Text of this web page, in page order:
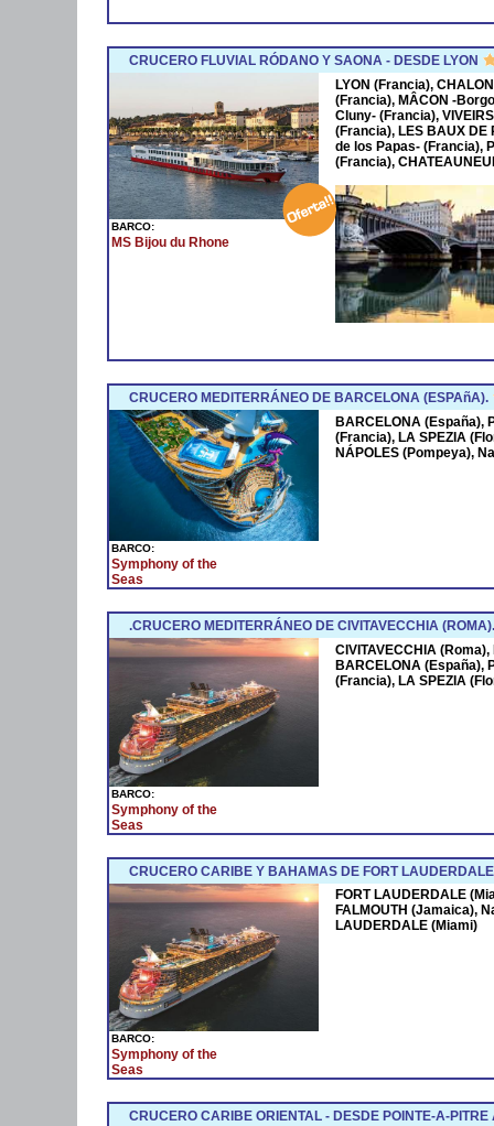
CRUCERO FLUVIAL RÓDANO Y SAONA - DESDE LYON
BARCO:
MS Bijou du Rhone
LYON (Francia),
(Francia), MÂCON -
Cluny- (Francia),
(Francia), LES BAUX DE
de los Papas- (Francia),
(Francia),
CRUCERO MEDITERRÁNEO DE BARCELONA (ESPAñA).
BARCO:
Symphony of the
Seas
BARCELONA (España),
(Francia), LA SPEZIA
NÁPOLES (Pompeya),
.CRUCERO MEDITERRÁNEO DE CIVITAVECCHIA (ROMA).
BARCO:
Symphony of the
Seas
CIVITAVECCHIA
BARCELONA (España),
(Francia), LA SPEZIA
CRUCERO CARIBE Y BAHAMAS DE FORT
BARCO:
Symphony of the
Seas
FORT LAUDERDALE
FALMOUTH (Jamaica),
LAUDERDALE (Miami)
CRUCERO CARIBE ORIENTAL - DESDE POINTE-A-PITRE